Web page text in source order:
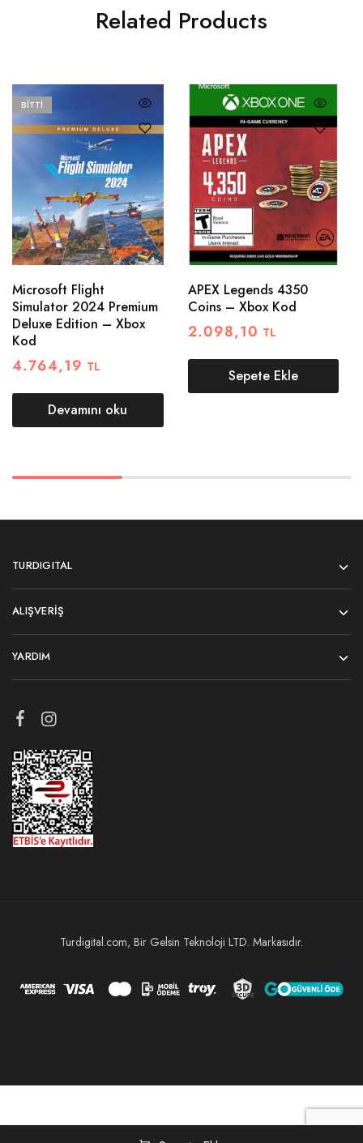
Related Products
BITTI
Microsoft Flight
Simulator 2024 Premium
Deluxe Edition – Xbox
Kod
4.764,19 TL
Devamını oku
APEX Legends 4350
Coins – Xbox Kod
2.098,10 TL
Sepete Ekle
TURDIGITAL
ALIŞVERIŞ
YARDIM
Turdigital.com, Bir Gelsin Teknoloji LTD. Markasıdır.